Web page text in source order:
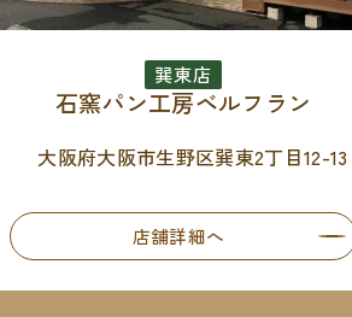
巽東店
石窯パン工房ベルフラン
大阪府大阪市生野区巽東2丁目12-13
店舗詳細へ